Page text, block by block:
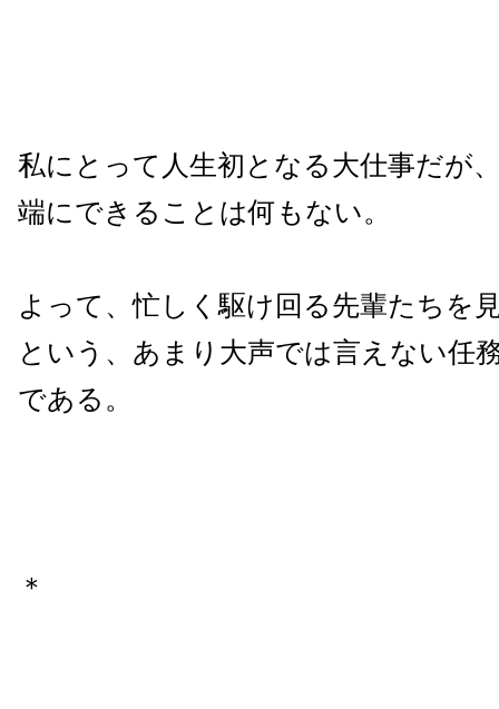
私にとって人生初となる大仕事だが
端にできることは何もない。
よって、忙しく駆け回る先輩たちを
という、あまり大声では言えない任
である。
＊